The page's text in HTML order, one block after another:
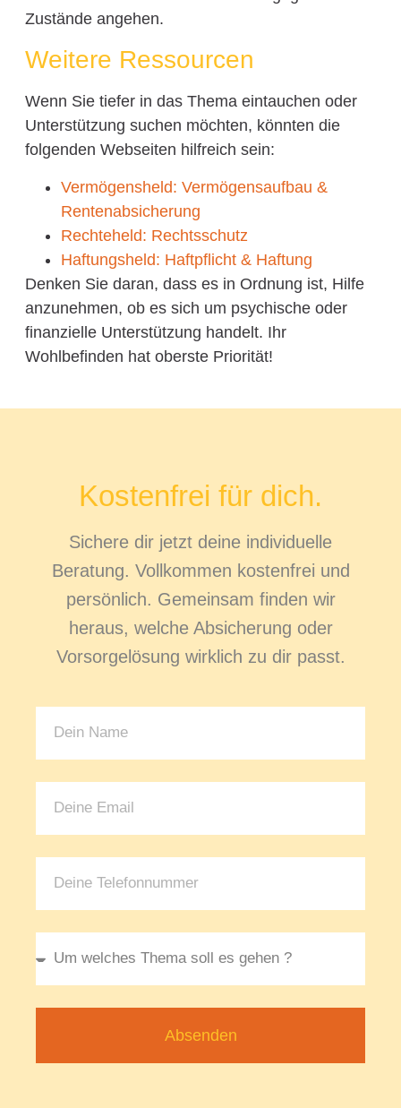
Zustände angehen.
Weitere Ressourcen
Wenn Sie tiefer in das Thema eintauchen oder
Unterstützung suchen möchten, könnten die
folgenden Webseiten hilfreich sein:
Vermögensheld: Vermögensaufbau &
Rentenabsicherung
Rechteheld: Rechtsschutz
Haftungsheld: Haftpflicht & Haftung
Denken Sie daran, dass es in Ordnung ist, Hilfe
anzunehmen, ob es sich um psychische oder
finanzielle Unterstützung handelt. Ihr
Wohlbefinden hat oberste Priorität!
Kostenfrei für dich.
Sichere dir jetzt deine individuelle
Beratung. Vollkommen kostenfrei und
persönlich. Gemeinsam finden wir
heraus, welche Absicherung oder
Vorsorgelösung wirklich zu dir passt.
Absenden